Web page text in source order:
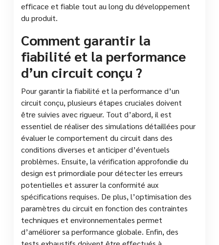
efficace et fiable tout au long du développement
du produit.
Comment garantir la
fiabilité et la performance
d’un circuit conçu ?
Pour garantir la fiabilité et la performance d’un
circuit conçu, plusieurs étapes cruciales doivent
être suivies avec rigueur. Tout d’abord, il est
essentiel de réaliser des simulations détaillées pour
évaluer le comportement du circuit dans des
conditions diverses et anticiper d’éventuels
problèmes. Ensuite, la vérification approfondie du
design est primordiale pour détecter les erreurs
potentielles et assurer la conformité aux
spécifications requises. De plus, l’optimisation des
paramètres du circuit en fonction des contraintes
techniques et environnementales permet
d’améliorer sa performance globale. Enfin, des